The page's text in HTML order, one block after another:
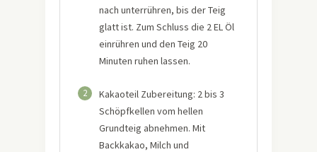
nach unterrühren, bis der Teig
glatt ist. Zum Schluss die 2 EL Öl
einrühren und den Teig 20
Minuten ruhen lassen.
2
Kakaoteil Zubereitung: 2 bis 3
Schöpfkellen vom hellen
Grundteig abnehmen. Mit
Backkakao, Milch und